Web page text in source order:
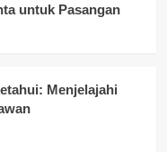
untuk Pasangan
Menjelajahi